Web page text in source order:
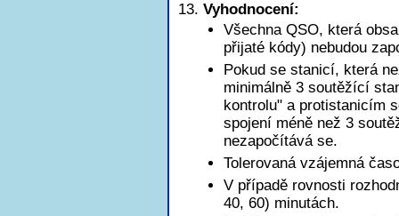
Vyhodnocení:
Všechna QSO, která
přijaté kódy) nebudou
Pokud se stanicí, která
minimálně 3 soutěžící
kontrolu" a protistanicím
spojení méně než 3
nezapočítává se.
Tolerovaná vzájemná
V případě rovnosti
40, 60) minutách.